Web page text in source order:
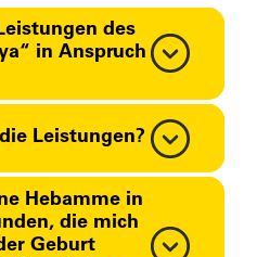
des
in Anspruch
Leistungen?
Hebamme in
die mich
Geburt